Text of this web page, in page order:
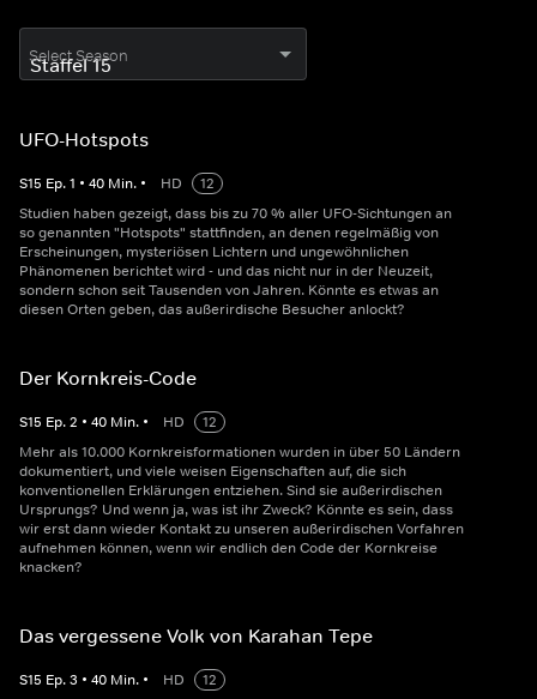
Select Season
UFO-Hotspots
S15 Ep.1 • 40 Min. • HD
12
Studien haben gezeigt, dass bis zu 70 % aller UFO-Sichtungen an
so genannten "Hotspots" stattfinden, an denen regelmäßig von
Erscheinungen, mysteriösen Lichtern und ungewöhnlichen
Phänomenen berichtet wird - und das nicht nur in der Neuzeit,
sondern schon seit Tausenden von Jahren. Könnte es etwas an
diesen Orten geben, das außerirdische Besucher anlockt?
Der Kornkreis-Code
S15 Ep.2 • 40 Min. • HD
12
Mehr als 10.000 Kornkreisformationen wurden in über 50 Ländern
dokumentiert, und viele weisen Eigenschaften auf, die sich
konventionellen Erklärungen entziehen. Sind sie außerirdischen
Ursprungs? Und wenn ja, was ist ihr Zweck? Könnte es sein, dass
wir erst dann wieder Kontakt zu unseren außerirdischen Vorfahren
aufnehmen können, wenn wir endlich den Code der Kornkreise
knacken?
Das vergessene Volk von Karahan Tepe
S15 Ep.3 • 40 Min. • HD
12